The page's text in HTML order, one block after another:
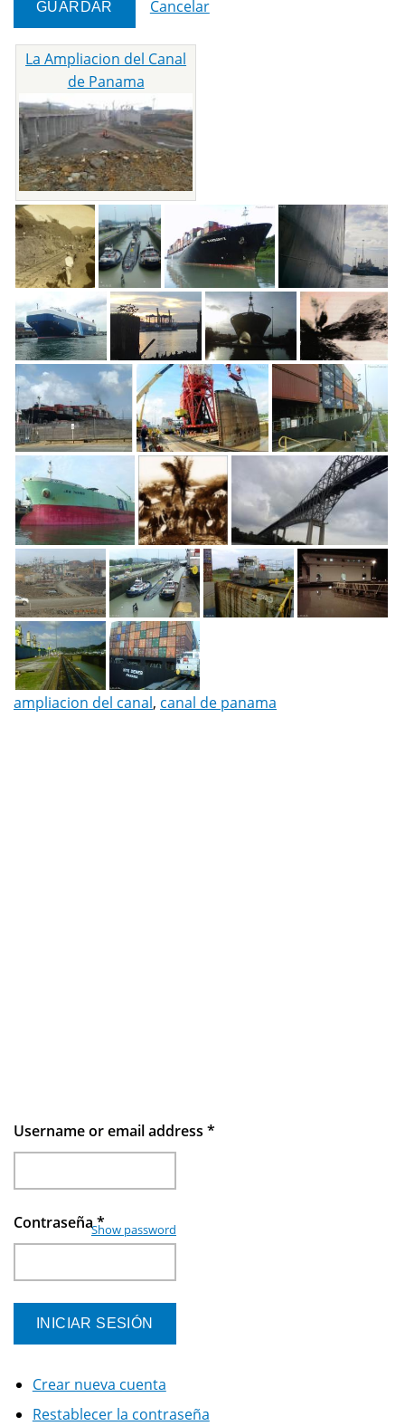
Cancelar
La Ampliacion del Canal
de Panama
ampliacion del canal, canal de panama
Username or email address *
Contraseña*
Show password
Crear nueva cuenta
Restablecer la contraseña